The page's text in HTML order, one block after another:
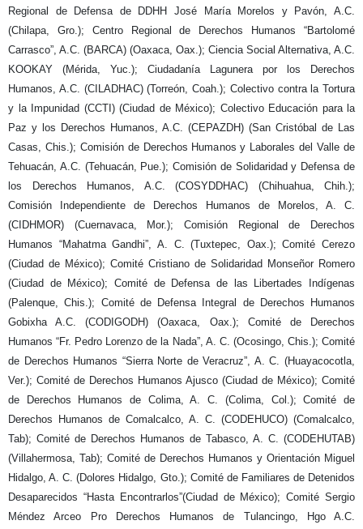
Regional de Defensa de DDHH José María Morelos y Pavón, A.C.
(Chilapa, Gro.); Centro Regional de Derechos Humanos “Bartolomé
Carrasco”, A.C. (BARCA) (Oaxaca, Oax.); Ciencia Social Alternativa, A.C.
KOOKAY (Mérida, Yuc.); Ciudadanía Lagunera por los Derechos
Humanos, A.C. (CILADHAC) (Torreón, Coah.); Colectivo contra la Tortura
y la Impunidad (CCTI) (Ciudad de México); Colectivo Educación para la
Paz y los Derechos Humanos, A.C. (CEPAZDH) (San Cristóbal de Las
Casas, Chis.); Comisión de Derechos Humanos y Laborales del Valle de
Tehuacán, A.C. (Tehuacán, Pue.); Comisión de Solidaridad y Defensa de
los Derechos Humanos, A.C. (COSYDDHAC) (Chihuahua, Chih.);
Comisión Independiente de Derechos Humanos de Morelos, A. C.
(CIDHMOR) (Cuernavaca, Mor.); Comisión Regional de Derechos
Humanos “Mahatma Gandhi”, A. C. (Tuxtepec, Oax.); Comité Cerezo
(Ciudad de México); Comité Cristiano de Solidaridad Monseñor Romero
(Ciudad de México); Comité de Defensa de las Libertades Indígenas
(Palenque, Chis.); Comité de Defensa Integral de Derechos Humanos
Gobixha A.C. (CODIGODH) (Oaxaca, Oax.); Comité de Derechos
Humanos “Fr. Pedro Lorenzo de la Nada”, A. C. (Ocosingo, Chis.); Comité
de Derechos Humanos “Sierra Norte de Veracruz”, A. C. (Huayacocotla,
Ver.); Comité de Derechos Humanos Ajusco (Ciudad de México); Comité
de Derechos Humanos de Colima, A. C. (Colima, Col.); Comité de
Derechos Humanos de Comalcalco, A. C. (CODEHUCO) (Comalcalco,
Tab); Comité de Derechos Humanos de Tabasco, A. C. (CODEHUTAB)
(Villahermosa, Tab); Comité de Derechos Humanos y Orientación Miguel
Hidalgo, A. C. (Dolores Hidalgo, Gto.); Comité de Familiares de Detenidos
Desaparecidos “Hasta Encontrarlos”(Ciudad de México); Comité Sergio
Méndez Arceo Pro Derechos Humanos de Tulancingo, Hgo A.C.